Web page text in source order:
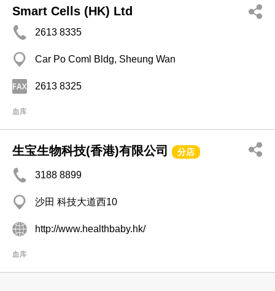
Smart Cells (HK) Ltd
2613 8335
Car Po Coml Bldg, Sheung Wan
2613 8325
血库
生宝生物科技(香港)有限公司 分店
3188 8899
沙田 科技大道西10
http://www.healthbaby.hk/
血库